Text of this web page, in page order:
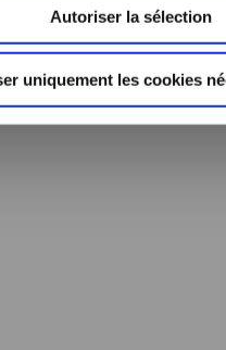
Autoriser la sélection
uniquement les cookies